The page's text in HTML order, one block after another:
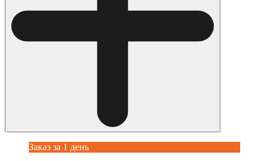
Заказ за 1 день